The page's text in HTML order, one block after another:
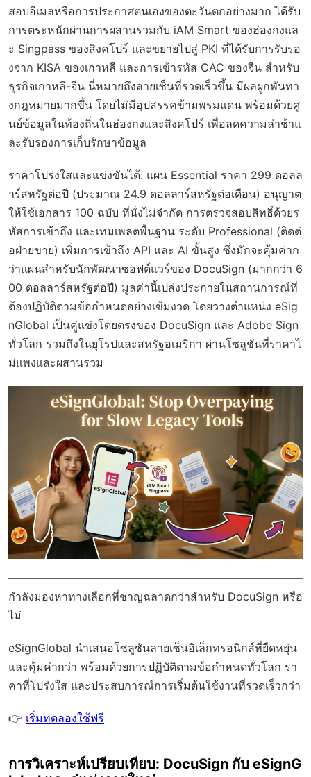
สอบอีเมลหรือการประกาศตนเองของตะวันตกอย่างมาก ได้รับ
การตระหนักผ่านการผสานรวมกับ iAM Smart ของฮ่องกงแล
ะ Singpass ของสิงคโปร์ และขยายไปสู่ PKI ที่ได้รับการรับรอ
งจาก KISA ของเกาหลี และการเข้ารหัส CAC ของจีน สำหรับ
ธุรกิจเกาหลี-จีน นี่หมายถึงลายเซ็นที่รวดเร็วขึ้น มีผลผูกพันทา
งกฎหมายมากขึ้น โดยไม่มีอุปสรรคข้ามพรมแดน พร้อมด้วยศู
นย์ข้อมูลในท้องถิ่นในฮ่องกงและสิงคโปร์ เพื่อลดความล่าช้าแ
ละรับรองการเก็บรักษาข้อมูล
ราคาโปร่งใสและแข่งขันได้: แผน Essential ราคา 299 ดอลล
าร์สหรัฐต่อปี (ประมาณ 24.9 ดอลลาร์สหรัฐต่อเดือน) อนุญาต
ให้ใช้เอกสาร 100 ฉบับ ที่นั่งไม่จำกัด การตรวจสอบสิทธิ์ด้วยร
หัสการเข้าถึง และเทมเพลตพื้นฐาน ระดับ Professional (ติดต่
อฝ่ายขาย) เพิ่มการเข้าถึง API และ AI ขั้นสูง ซึ่งมักจะคุ้มค่าก
ว่าแผนสำหรับนักพัฒนาซอฟต์แวร์ของ DocuSign (มากกว่า 6
00 ดอลลาร์สหรัฐต่อปี) มูลค่านี้เปล่งประกายในสถานการณ์ที่
ต้องปฏิบัติตามข้อกำหนดอย่างเข้มงวด โดยวางตำแหน่ง eSig
nGlobal เป็นคู่แข่งโดยตรงของ DocuSign และ Adobe Sign
ทั่วโลก รวมถึงในยุโรปและสหรัฐอเมริกา ผ่านโซลูชันที่ราคาไ
ม่แพงและผสานรวม
กำลังมองหาทางเลือกที่ชาญฉลาดกว่าสำหรับ DocuSign หรือ
ไม่
eSignGlobal นำเสนอโซลูชันลายเซ็นอิเล็กทรอนิกส์ที่ยืดหยุ่น
และคุ้มค่ากว่า พร้อมด้วยการปฏิบัติตามข้อกำหนดทั่วโลก รา
คาที่โปร่งใส และประสบการณ์การเริ่มต้นใช้งานที่รวดเร็วกว่า
👉 เริ่มทดลองใช้ฟรี
การวิเคราะห์เปรียบเทียบ: DocuSign กับ eSignG